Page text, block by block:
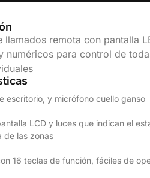
llamados remota con pantalla
numéricos para control de
escritorio, y micrófono cuello ganso
LCD y luces que indican el
de las zonas
16 teclas de función, fáciles de